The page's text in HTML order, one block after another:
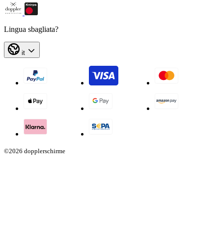
Lingua sbagliata?
it
©2026 dopplerschirme